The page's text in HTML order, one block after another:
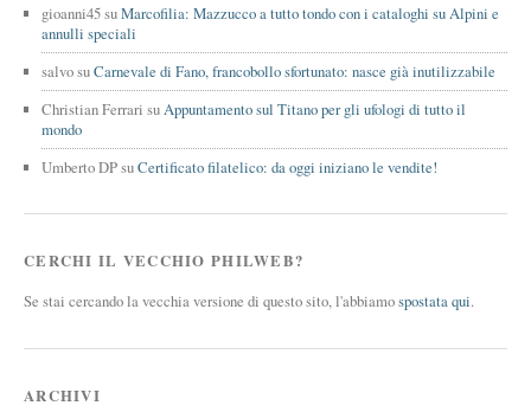
gioanni45suMarcofilia: Mazzucco a tutto tondo con i cataloghi su Alpini e
annulli speciali
salvosuCarnevale di Fano, francobollo sfortunato: nasce già inutilizzabile
Christian Ferrari su Appuntamento sul Titano per gli ufologi di tutto il
mondo
Umberto DPsuCertificato filatelico: da oggi iniziano le vendite!
CERCHI IL VECCHIO PHILWEB?
Se stai cercando la vecchia versione di questo sito, l'abbiamospostata qui.
ARCHIVI